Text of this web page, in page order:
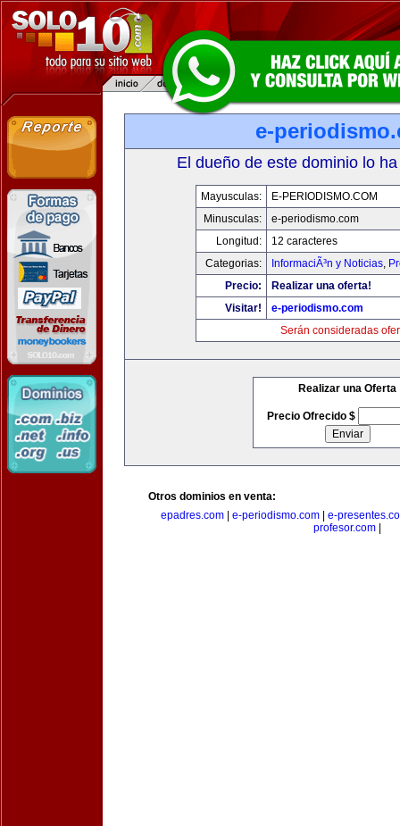
e-
El dueño de este dominio lo
Mayusculas:
E-PERIODISMO.COM
Minusculas:
e-periodismo.com
Longitud:
12 caracteres
Categorias:
InformaciÃ³n y Noticias,
Precio:
Realizar una oferta!
Visitar!
e-periodismo.com
Serán consideradas
Realizar una Oferta
Precio Ofrecido $
Otros dominios en venta:
epadres.com
e-periodismo.com
e-
profesor.com